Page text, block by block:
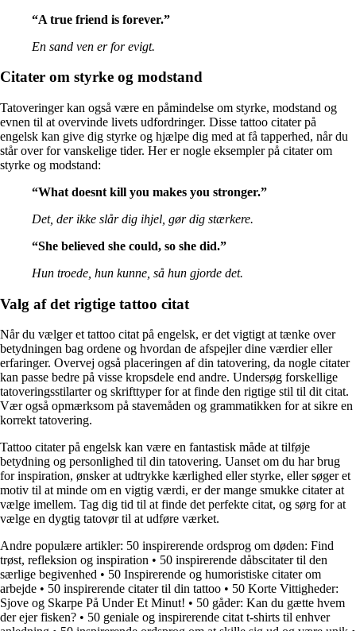
“A true friend is forever.”
En sand ven er for evigt.
Citater om styrke og modstand
Tatoveringer kan også være en påmindelse om styrke, modstand og
evnen til at overvinde livets udfordringer. Disse tattoo citater på
engelsk kan give dig styrke og hjælpe dig med at få tapperhed, når du
står over for vanskelige tider. Her er nogle eksempler på citater om
styrke og modstand:
“What doesnt kill you makes you stronger.”
Det, der ikke slår dig ihjel, gør dig stærkere.
“She believed she could, so she did.”
Hun troede, hun kunne, så hun gjorde det.
Valg af det rigtige tattoo citat
Når du vælger et tattoo citat på engelsk, er det vigtigt at tænke over
betydningen bag ordene og hvordan de afspejler dine værdier eller
erfaringer. Overvej også placeringen af din tatovering, da nogle citater
kan passe bedre på visse kropsdele end andre. Undersøg forskellige
tatoveringsstilarter og skrifttyper for at finde den rigtige stil til dit citat.
Vær også opmærksom på stavemåden og grammatikken for at sikre en
korrekt tatovering.
Tattoo citater på engelsk kan være en fantastisk måde at tilføje
betydning og personlighed til din tatovering. Uanset om du har brug
for inspiration, ønsker at udtrykke kærlighed eller styrke, eller søger et
motiv til at minde om en vigtig værdi, er der mange smukke citater at
vælge imellem. Tag dig tid til at finde det perfekte citat, og sørg for at
vælge en dygtig tatovør til at udføre værket.
Andre populære artikler: 50 inspirerende ordsprog om døden: Find
trøst, refleksion og inspiration • 50 inspirerende dåbscitater til den
særlige begivenhed • 50 Inspirerende og humoristiske citater om
arbejde • 50 inspirerende citater til din tattoo • 50 Korte Vittigheder:
Sjove og Skarpe På Under Et Minut! • 50 gåder: Kan du gætte hvem
der ejer fisken? • 50 geniale og inspirerende citat t-shirts til enhver